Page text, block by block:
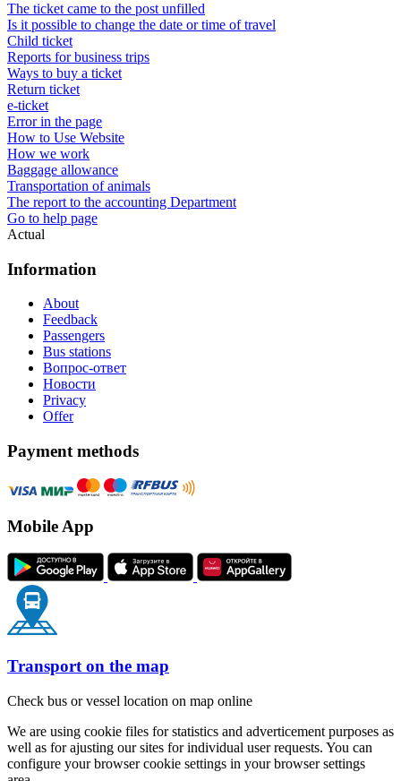
The ticket came to the post unfilled
Is it possible to change the date or time of travel
Child ticket
Reports for business trips
Ways to buy a ticket
Return ticket
e-ticket
Error in the page
How to Use Website
How we work
Baggage allowance
Transportation of animals
The report to the accounting Department
Go to help page
Actual
Information
About
Feedback
Passengers
Bus stations
Вопрос-ответ
Новости
Privacy
Offer
Payment methods
Mobile App
Transport on the map
Check bus or vessel location on map online
We are using cookie files for statistics and adverticement purposes as
well as for ajusting our sites for individual user requests. You can
configure your browser cookie settings in your browser settings